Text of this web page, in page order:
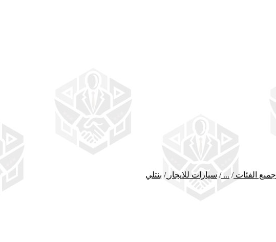
جميع الفئات/
...
/ سيارات للايجار / بنتلي